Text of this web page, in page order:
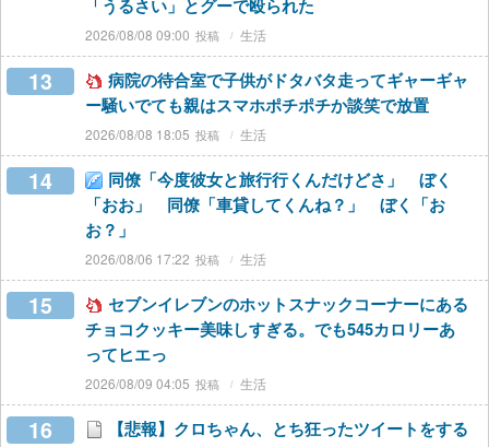
「うるさい」とグーで殴られた
2026/08/08 09:00 生活
13
病院の待合室で子供がドタバタ走ってギャーギャ
ー騒いでても親はスマホポチポチか談笑で放置
2026/08/08 18:05 生活
14
同僚「今度彼女と旅行行くんだけどさ」 ぼく
「おお」 同僚「車貸してくんね？」 ぼく「お
お？」
2026/08/06 17:22 生活
15
セブンイレブンのホットスナックコーナーにある
チョコクッキー美味しすぎる。でも545カロリーあ
ってヒエっ
2026/08/09 04:05 生活
16 【悲報】クロちゃん、とち狂ったツイートをする